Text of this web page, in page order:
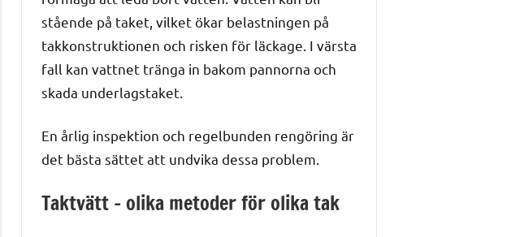
stående på taket, vilket ökar belastningen på
takkonstruktionen och risken för läckage. I värsta
fall kan vattnet tränga in bakom pannorna och
skada underlagstaket.
En årlig inspektion och regelbunden rengöring är
det bästa sättet att undvika dessa problem.
Taktvätt – olika metoder för olika tak